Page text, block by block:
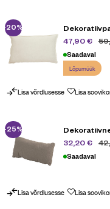
-20%
47,90€
Saadaval
Lõpumüük
Lisa võrdlusesse Lisa
-25%
32,20€
Saadaval
Lisa võrdlusesse Lisa